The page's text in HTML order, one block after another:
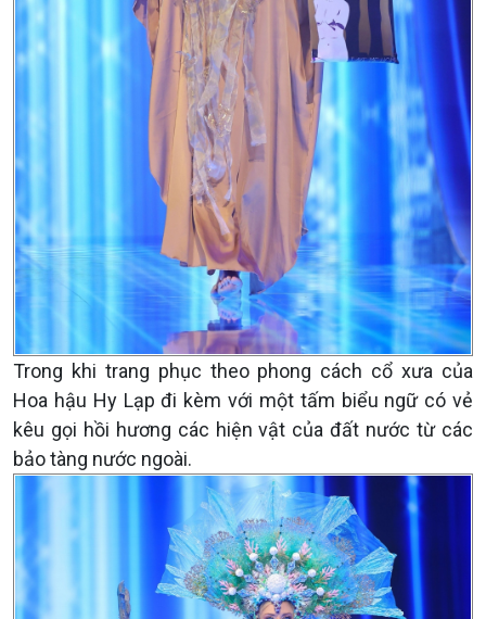
Trong khi trang phục theo phong cách cổ xưa của
Hoa hậu Hy Lạp đi kèm với một tấm biểu ngữ có vẻ
kêu gọi hồi hương các hiện vật của đất nước từ các
bảo tàng nước ngoài.